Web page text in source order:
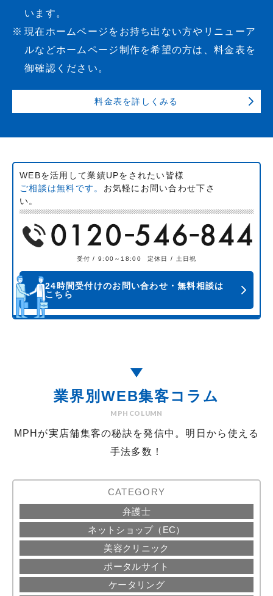
います。
現在ホームページをお持ち出ない方やリニューア
ルなどホームページ制作を希望の方は、料金表を
御確認ください。
料金表を詳しくみる
WEBを活用して業績UPをされたい皆様
ご相談は無料です。 お気軽にお問い合わせ下さ
い。
受付 / 9:00～18:00 定休日 / 土日祝
24時間受付けのお問い合わせ・無料相談は
こちら
業界別WEB集客コラム
MPH COLUMN
MPHが実店舗集客の秘訣を発信中。明日から使える
手法多数！
CATEGORY
弁護士
ネットショップ（EC）
美容クリニック
ポータルサイト
ケータリング